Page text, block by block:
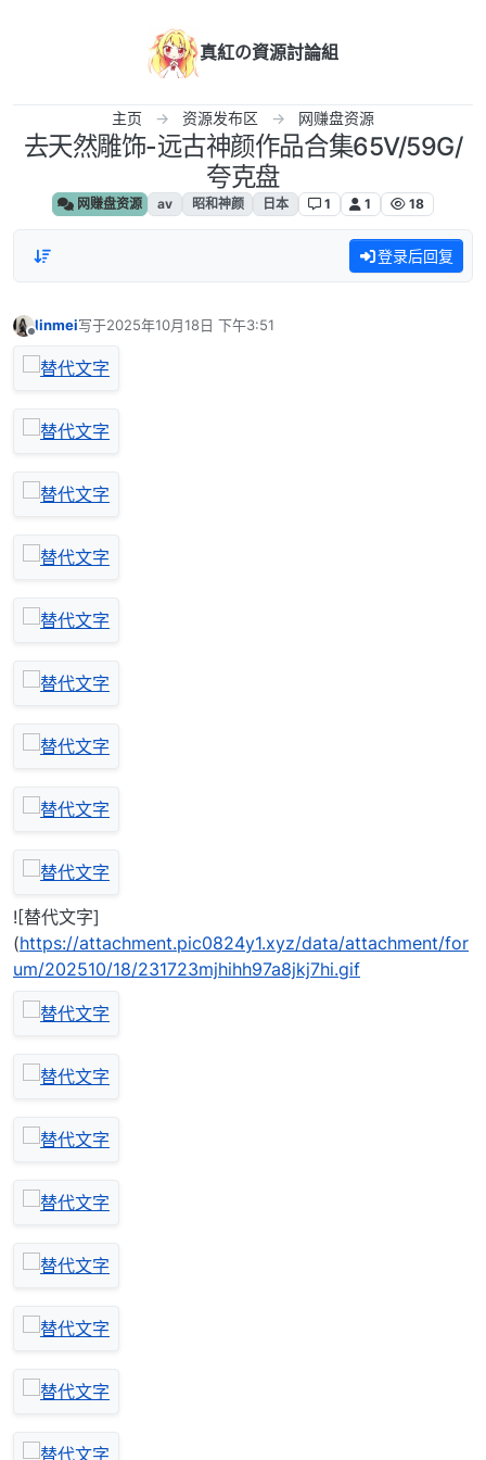
真紅の資源討論組
主页 资源发布区 网赚盘资源
去天然雕饰-远古神颜作品合集65V/59G/
夸克盘
网赚盘资源 av 昭和神颜 日本 1 1 18
登录后回复
linmei写于2025年10月18日 下午3:51
最后由 编辑
![替代文字]
(https://attachment.pic0824y1.xyz/data/attachment/for
um/202510/18/231723mjhihh97a8jkj7hi.gif